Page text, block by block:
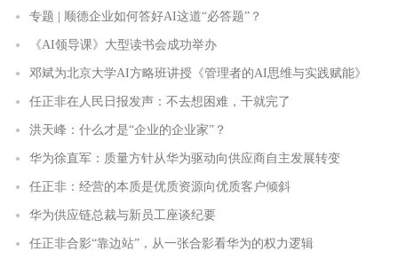
专题 | 顺德企业如何答好AI这道“必答题”？
《AI领导课》大型读书会成功举办
邓斌为北京大学AI方略班讲授《管理者的AI思维与实践赋能》
任正非在人民日报发声：不去想困难，干就完了
洪天峰：什么才是“企业的企业家”？
华为徐直军：质量方针从华为驱动向供应商自主发展转变
任正非：经营的本质是优质资源向优质客户倾斜
华为供应链总裁与新员工座谈纪要
任正非合影“靠边站”，从一张合影看华为的权力逻辑